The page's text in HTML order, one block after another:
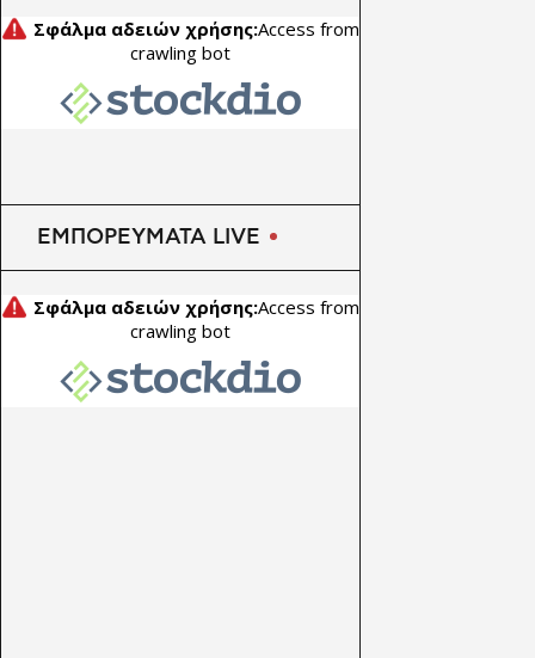
ΕΠΙΧΕΙΡΗΣΕΙΣ
Viohalco: Άλμα 62% στα
κέρδη προ φόρων - Νέα
ώθηση από καλώδια και
ΕΜΠΟΡΕΥΜΑΤΑ LIVE